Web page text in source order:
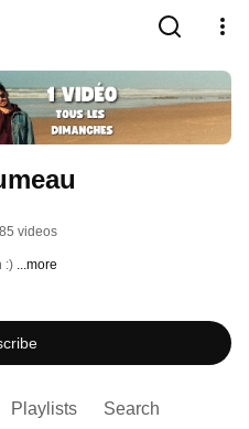
videos
:) ...more
Playlists Search